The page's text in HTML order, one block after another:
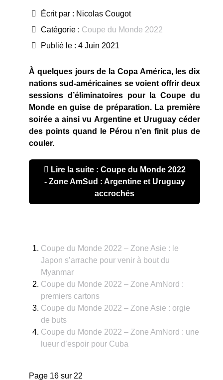
Écrit par : Nicolas Cougot
Catégorie : Coupe du Monde 2022
Publié le : 4 Juin 2021
À quelques jours de la Copa América, les dix
nations sud-américaines se voient offrir deux
sessions d’éliminatoires pour la Coupe du
Monde en guise de préparation. La première
soirée a ainsi vu Argentine et Uruguay céder
des points quand le Pérou n’en finit plus de
couler.
Lire la suite : Coupe du Monde 2022
- Zone AmSud : Argentine et Uruguay
accrochés
Coupe du Monde 2022 – Zone Asie : le
Japon s’arrache pour venir à bout du
Myanmar
Coupe du Monde 2022 – Zone AmNord :
premiers cartons
Coupe du Monde 2022 – Zone Asie : orgie
de buts
Coupe du Monde 2022 – Zone AmNord : une
lueur d’espoir pour Cuba
Page 16 sur 22